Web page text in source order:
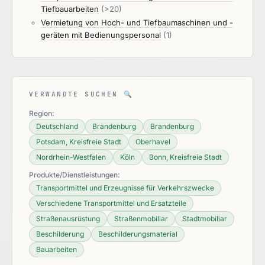
bis zum Ablauf der in der Bekanntmachung
benannten Frist zur Bewerbung oder zur
Angebotsabgabe gegenüber dem Auftraggeber
bis zum Ablauf der Frist zur Bewerbung oder zur
gerügt werden, 4. mehr als 15 Kalendertage nach
Eingang der Mitteilung des Auftraggebers, einer
Rüge nicht abhelfen zu wollen, vergangen sind.
Satz 1 gilt nicht bei einem Antrag auf Feststellung
der Unwirksamkeit des Vertrags nach § 135 Absatz 1
Nummer 2. § 134 Absatz 1 Satz 2 bleibt unberührt.
Tiefbauarbeiten (>20)
Vermietung von Hoch- und Tiefbaumaschinen und -
geräten mit Bedienungspersonal (1)
VERWANDTE SUCHEN 🔍
Region:
Deutschland
Brandenburg
Brandenburg
Potsdam, Kreisfreie Stadt
Oberhavel
Nordrhein-Westfalen
Köln
Bonn, Kreisfreie Stadt
Produkte/Dienstleistungen:
Transportmittel und Erzeugnisse für Verkehrszwecke
Verschiedene Transportmittel und Ersatzteile
Straßenausrüstung
Straßenmobiliar
Stadtmobiliar
Beschilderung
Beschilderungsmaterial
Bauarbeiten